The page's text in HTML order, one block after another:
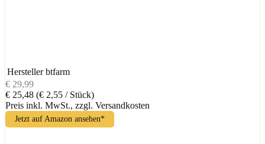
Hersteller btfarm
€ 29,99
€ 25,48 (€ 2,55 / Stück)
Preis inkl. MwSt., zzgl. Versandkosten
Jetzt auf Amazon ansehen*